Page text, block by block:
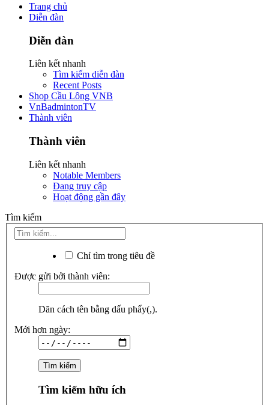
Trang chủ
Diễn đàn
Diễn đàn
Liên kết nhanh
Tìm kiếm diễn đàn
Recent Posts
Shop Cầu Lông VNB
VnBadmintonTV
Thành viên
Thành viên
Liên kết nhanh
Notable Members
Đang truy cập
Hoạt động gần đây
Tìm kiếm
Chỉ tìm trong tiêu đề
Được gửi bởi thành viên:
Dãn cách tên bằng dấu phẩy(,).
Mới hơn ngày:
Tìm kiếm hữu ích